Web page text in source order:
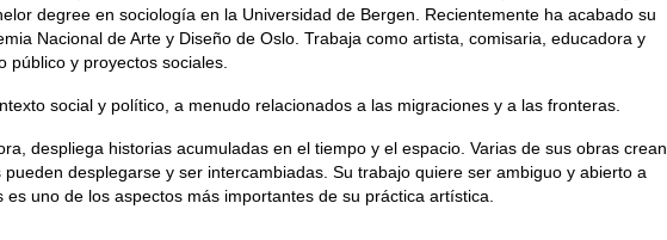
degree en sociología en la Universidad de Bergen. Recientemente ha acabado su
Nacional de Arte y Diseño de Oslo. Trabaja como artista, comisaria, educadora y
público y proyectos sociales.
social y político, a menudo relacionados a las migraciones y a las fronteras.
despliega historias acumuladas en el tiempo y el espacio. Varias de sus obras crean
desplegarse y ser intercambiadas. Su trabajo quiere ser ambiguo y abierto a
uno de los aspectos más importantes de su práctica artística.